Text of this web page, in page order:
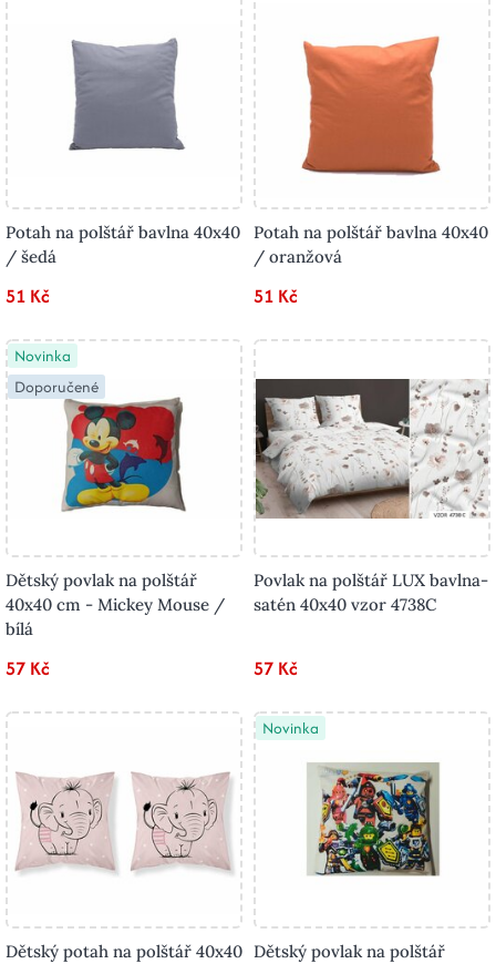
Potah na polštář bavlna 40x40
/ šedá
51 Kč
Potah na polštář bavlna 40x40
/ oranžová
51 Kč
Novinka
Doporučené
Dětský povlak na polštář
40x40 cm - Mickey Mouse /
bílá
57 Kč
Povlak na polštář LUX bavlna-
satén 40x40 vzor 4738C
57 Kč
Dětský potah na polštář 40x40
Novinka
Dětský povlak na polštář